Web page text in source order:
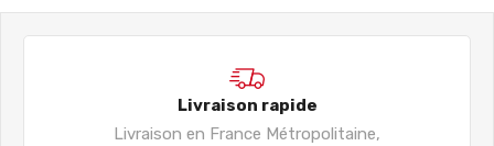
Livraison rapide
Livraison en France Métropolitaine,